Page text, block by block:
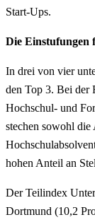
Start-Ups.
Die Einstufungen
In drei von vier
den Top 3. Bei der
Hochschul- und
stechen sowohl
hohen Anteil an
Der Teilindex
Dortmund (10,2